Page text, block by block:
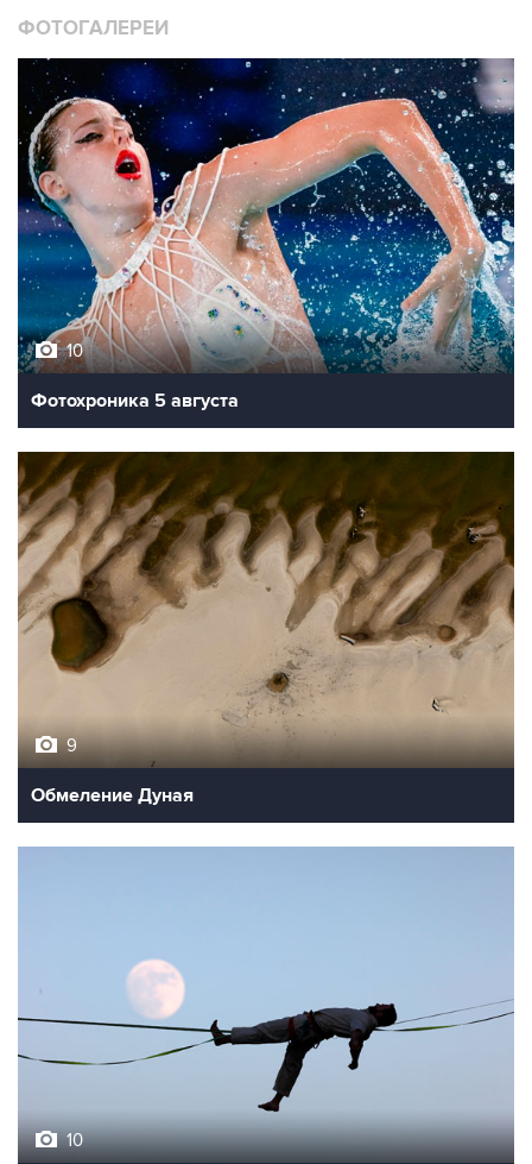
ФОТОГАЛЕРЕИ
10
Фотохроника 5 августа
9
Обмеление Дуная
10